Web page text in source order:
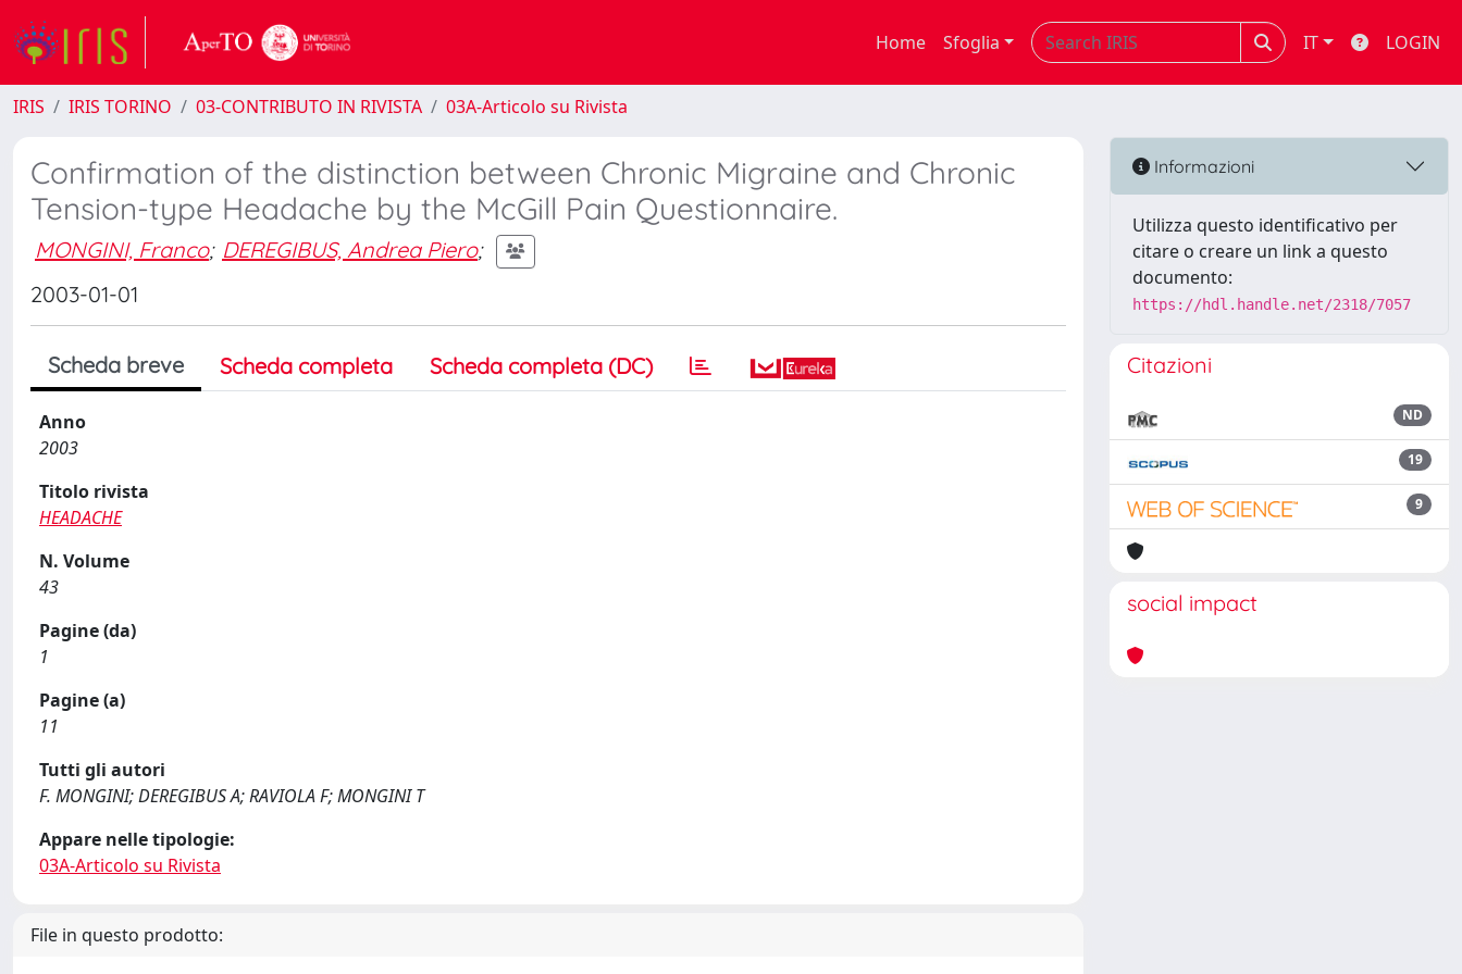
Home Sfoglia IT LOGIN
IRIS IRIS TORINO 03-CONTRIBUTO IN RIVISTA 03A-Articolo su Rivista
Confirmation of the distinction between Chronic Migraine and Chronic
Tension-type Headache by the McGill Pain Questionnaire.
MONGINI, Franco; DEREGIBUS, Andrea Piero;
2003-01-01
Scheda breve Scheda completa Scheda completa (DC)
Anno
2003
Titolo rivista
HEADACHE
N. Volume
43
Pagine (da)
1
Pagine (a)
11
Tutti gli autori
F. MONGINI; DEREGIBUS A; RAVIOLA F; MONGINI T
Appare nelle tipologie:
03A-Articolo su Rivista
File in questo prodotto:
Informazioni
Utilizza questo identificativo per
citare o creare un link a questo
documento:
https://hdl.handle.net/2318/7057
Citazioni
ND
19
9
social impact